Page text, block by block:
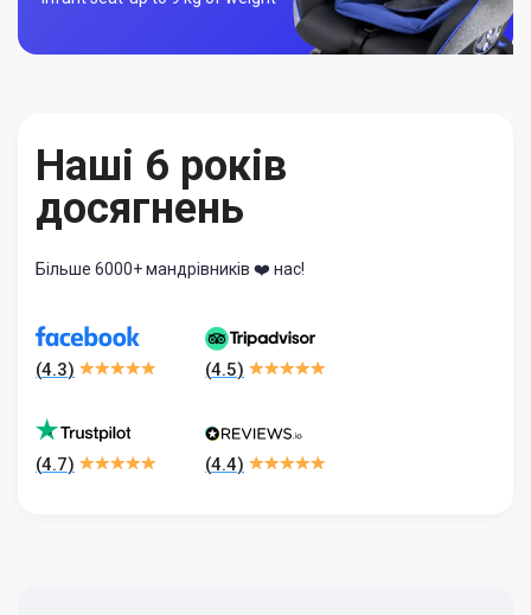
Наші 6 років
досягнень
Більше 6000+ мандрівників ❤️ нас!
(4.3) (4.5)
(4.7) (4.4)